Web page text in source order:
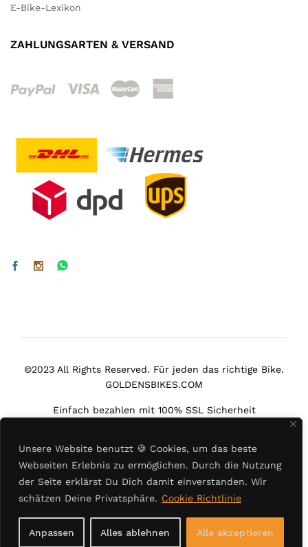
Unsere Website benutzt 🍪 Cookies, um das beste
Webseiten Erlebnis zu ermöglichen. Durch die Nutzung
der Seite erklärst Du Dich damit einverstanden. Wir
schätzen Deine Privatsphäre. Cookie Richtlinie
Anpassen Alles ablehnen Alle akzeptieren
E-Bike-Lexikon
ZAHLUNGSARTEN & VERSAND
©2023 All Rights Reserved. Für jeden das richtige Bike.
GOLDENSBIKES.COM
Einfach bezahlen mit 100% SSL Sicherheit
Select at least 2 products
to compare